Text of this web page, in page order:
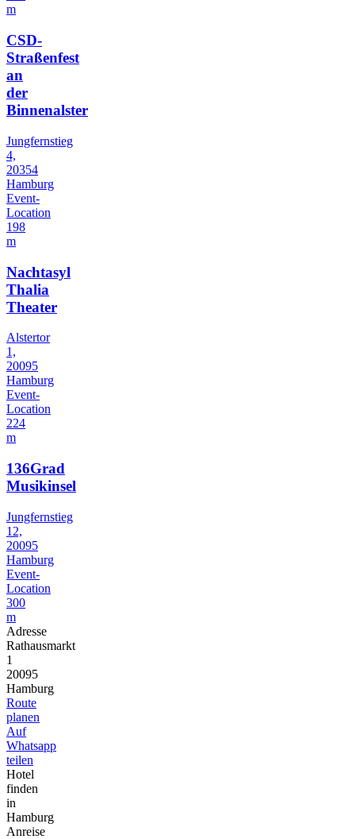
m
CSD-
Straßenfest
an
der
Binnenalster
Jungfernstieg
4,
20354
Hamburg
Event-
Location
198
m
Nachtasyl
Thalia
Theater
Alstertor
1,
20095
Hamburg
Event-
Location
224
m
136Grad
Musikinsel
Jungfernstieg
12,
20095
Hamburg
Event-
Location
300
m
Adresse
Rathausmarkt
1
20095
Hamburg
Route
planen
Auf
Whatsapp
teilen
Hotel
finden
in
Hamburg
Anreise